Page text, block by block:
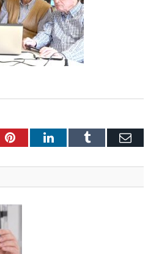
PinterestLinkedInTumblr